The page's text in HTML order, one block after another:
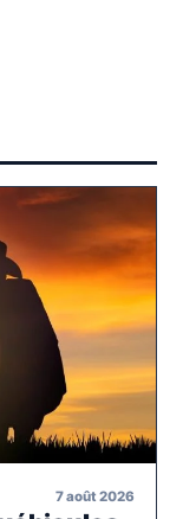
7 août 2026